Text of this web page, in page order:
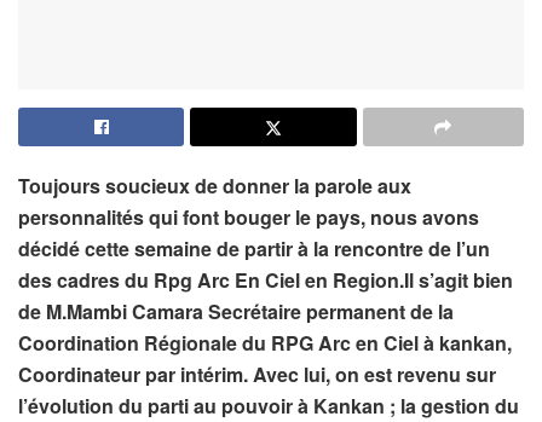
Toujours soucieux de donner la parole aux
personnalités qui font bouger le pays, nous avons
décidé cette semaine de partir à la rencontre de l’un
des cadres du Rpg Arc En Ciel en Region.Il s’agit bien
de M.Mambi Camara Secrétaire permanent de la
Coordination Régionale du RPG Arc en Ciel à kankan,
Coordinateur par intérim. Avec lui, on est revenu sur
l’évolution du parti au pouvoir à Kankan ; la gestion du